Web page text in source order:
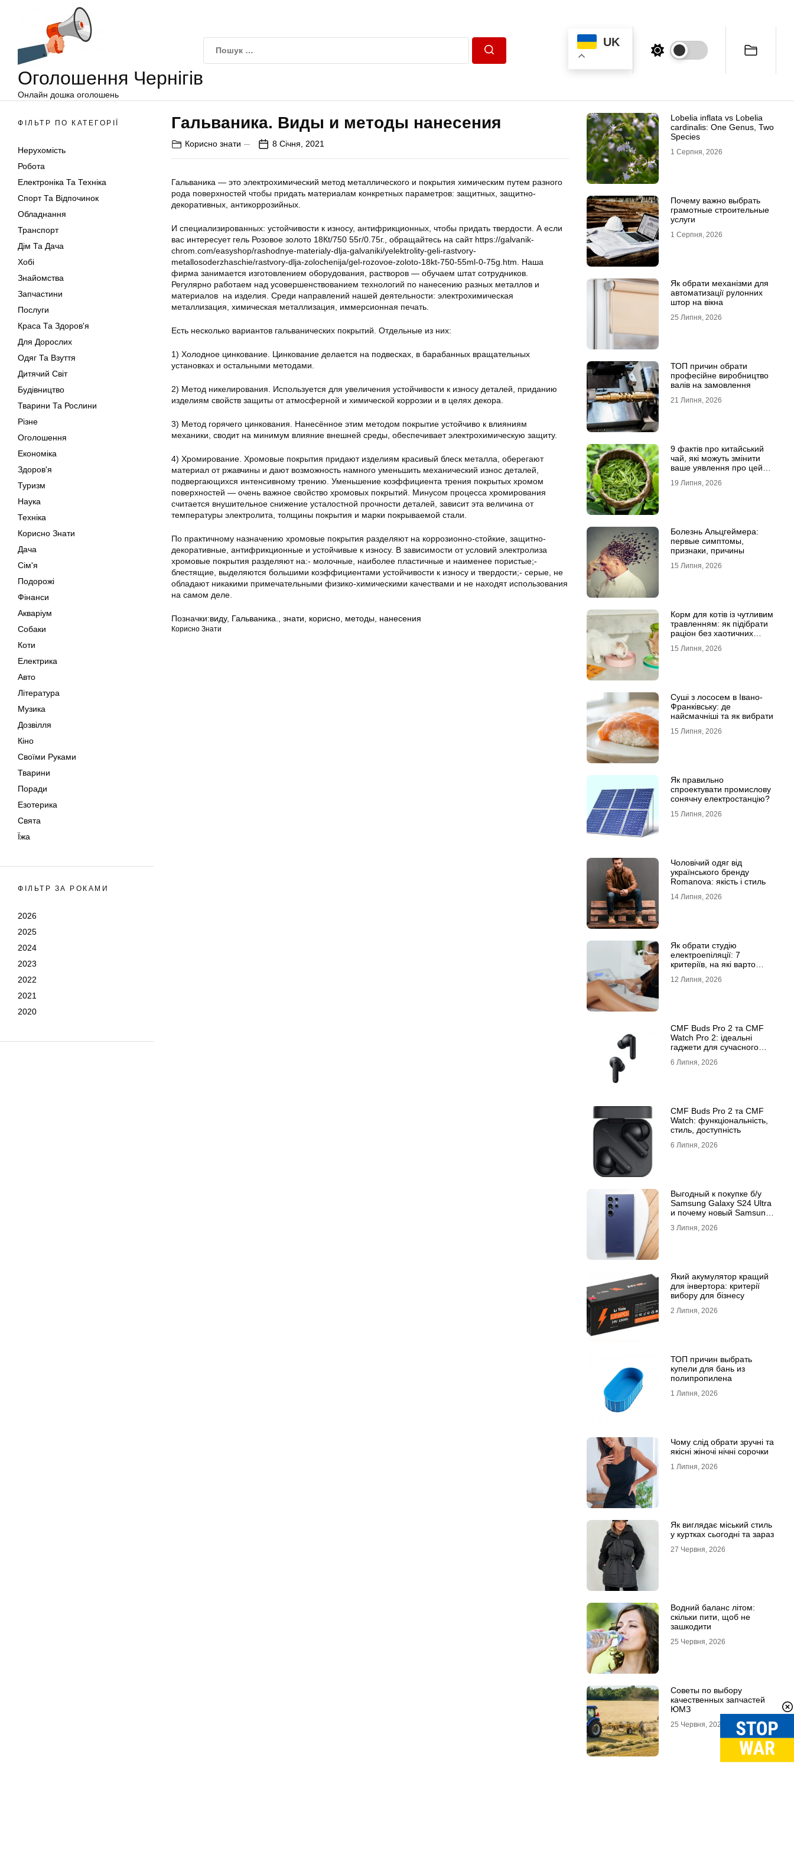
Оголошення Чернігів
Онлайн дошка оголошень
UK
ФІЛЬТР ПО КАТЕГОРІЇ
Нерухомість
Робота
Електроніка Та Техніка
Спорт Та Відпочинок
Обладнання
Транспорт
Дім Та Дача
Хобі
Знайомства
Запчастини
Послуги
Краса Та Здоров'я
Для Дорослих
Одяг Та Взуття
Дитячий Світ
Будівництво
Тварини Та Рослини
Різне
Оголошення
Економіка
Здоров'я
Туризм
Наука
Техніка
Корисно Знати
Дача
Сім'я
Подорожі
Фінанси
Акваріум
Собаки
Коти
Електрика
Авто
Література
Музика
Дозвілля
Кіно
Своїми Руками
Тварини
Поради
Езотерика
Свята
Їжа
ФІЛЬТР ЗА РОКАМИ
2026
2025
2024
2023
2022
2021
2020
Гальваника. Виды и методы нанесения
Корисно знати 8 Січня, 2021
Гальваника — это электрохимический метод металлического и покрытия химическим путем разного
рода поверхностей чтобы придать материалам конкретных параметров: защитных, защитно-
декоративных, антикоррозийных.
И специализированных: устойчивости к износу, антифрикционных, чтобы придать твердости. А если
вас интересует гель Розовое золото 18Кt/750 55г/0.75г., обращайтесь на сайт https://galvanik-
chrom.com/easyshop/rashodnye-materialy-dlja-galvaniki/yelektrolity-geli-rastvory-
metallosoderzhaschie/rastvory-dlja-zolochenija/gel-rozovoe-zoloto-18kt-750-55ml-0-75g.htm. Наша
фирма занимается изготовлением оборудования, растворов — обучаем штат сотрудников.
Регулярно работаем над усовершенствованием технологий по нанесению разных металлов и
материалов на изделия. Среди направлений нашей деятельности: электрохимическая
металлизация, химическая металлизация, иммерсионная печать.
Есть несколько вариантов гальванических покрытий. Отдельные из них:
1) Холодное цинкование. Цинкование делается на подвесках, в барабанных вращательных
установках и остальными методами.
2) Метод никелирования. Используется для увеличения устойчивости к износу деталей, приданию
изделиям свойств защиты от атмосферной и химической коррозии и в целях декора.
3) Метод горячего цинкования. Нанесённое этим методом покрытие устойчиво к влияниям
механики, сводит на минимум влияние внешней среды, обеспечивает электрохимическую защиту.
4) Хромирование. Хромовые покрытия придают изделиям красивый блеск металла, оберегают
материал от ржавчины и дают возможность намного уменьшить механический износ деталей,
подвергающихся интенсивному трению. Уменьшение коэффициента трения покрытых хромом
поверхностей — очень важное свойство хромовых покрытий. Минусом процесса хромирования
считается внушительное снижение усталостной прочности деталей, зависит эта величина от
температуры электролита, толщины покрытия и марки покрываемой стали.
По практичному назначению хромовые покрытия разделяют на коррозионно-стойкие, защитно-
декоративные, антифрикционные и устойчивые к износу. В зависимости от условий электролиза
хромовые покрытия разделяют на:- молочные, наиболее пластичные и наименее пористые;-
блестящие, выделяются большими коэффициентами устойчивости к износу и твердости;- серые, не
обладают никакими примечательными физико-химическими качествами и не находят использования
на самом деле.
Позначки:виду, Гальваника. знати корисно методы нанесения
Корисно Знати
Lobelia inflata vs Lobelia
cardinalis: One Genus, Two
Species
1 Серпня, 2026
Почему важно выбрать
грамотные строительные
услуги
1 Серпня, 2026
Як обрати механізми для
автоматизації рулонних
штор на вікна
25 Липня, 2026
ТОП причин обрати
професійне виробництво
валів на замовлення
21 Липня, 2026
9 фактів про китайський
чай, які можуть змінити
ваше уявлення про цей
19 Липня, 2026
Болезнь Альцгеймера:
первые симптомы,
признаки, причины
15 Липня, 2026
Корм для котів із чутливим
травленням: як підібрати
раціон без хаотичних
15 Липня, 2026
Суші з лососем в Івано-
Франківську: де
найсмачніші та як вибрати
15 Липня, 2026
Як правильно
спроектувати промислову
сонячну електростанцію?
15 Липня, 2026
Чоловічий одяг від
українського бренду
Romanova: якість і стиль
14 Липня, 2026
Як обрати студію
електроепіляції: 7
критеріїв, на які варто
12 Липня, 2026
CMF Buds Pro 2 та CMF
Watch Pro 2: ідеальні
гаджети для сучасного
6 Липня, 2026
CMF Buds Pro 2 та CMF
Watch: функціональність,
стиль, доступність
6 Липня, 2026
Выгодный к покупке б/у
Samsung Galaxy S24 Ultra
и почему новый Samsung
лучшим
3 Липня, 2026
Який акумулятор кращий
для інвертора: критерії
вибору для бізнесу
2 Липня, 2026
ТОП причин выбрать
купели для бань из
полипропилена
1 Липня, 2026
Чому слід обрати зручні та
якісні жіночі нічні сорочки
1 Липня, 2026
Як виглядає міський стиль
у куртках сьогодні та зараз
27 Червня, 2026
Водний баланс літом:
скільки пити, щоб не
зашкодити
25 Червня, 2026
Советы по выбору
качественных запчастей
ЮМЗ
25 Червня, 2026